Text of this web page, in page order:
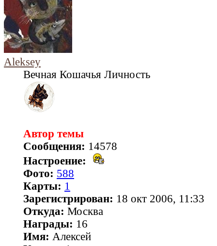
Aleksey
Вечная Кошачья Личность
Автор темы
Сообщения: 14578
Настроение:
Фото: 588
Карты: 1
Зарегистрирован: 18 окт 2006, 11:33
Откуда: Москва
Награды: 16
Имя: Алексей